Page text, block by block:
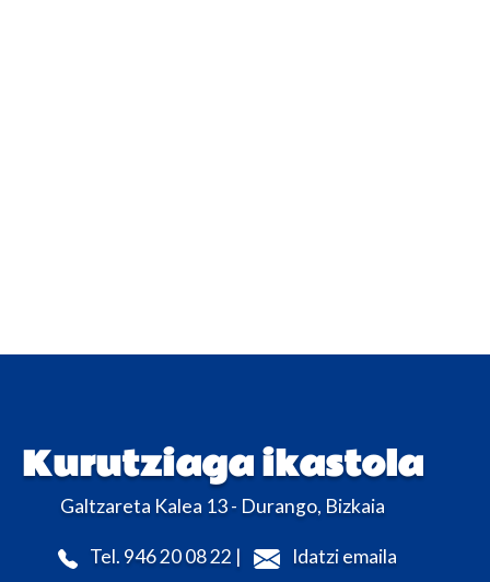
Kurutziaga ikastola
Galtzareta Kalea 13 - Durango, Bizkaia
Tel. 946 20 08 22 | Idatzi emaila